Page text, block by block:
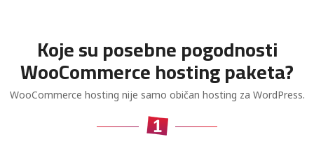
Koje su posebne pogodnosti
WooCommerce hosting paketa?
WooCommerce hosting nije samo običan hosting za WordPress.